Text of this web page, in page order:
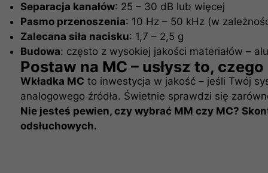
Separacja kanałów: 25 – 30 dB lub więcej
Pasmo przenoszenia: 10 Hz – 50 kHz (w
Zalecana siła nacisku: 1,7 – 2,5 g
Budowa: często z wysokiej jakości materiałów –
Postaw na MC – usłysz to,
Wkładka MC to inwestycja w jakość – jeśli Twój
analogowego źródła. Świetnie sprawdzi się
Nie jesteś pewien, czy wybrać MM czy MC?
odsłuchowych.